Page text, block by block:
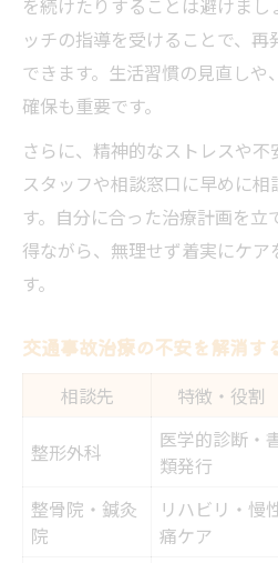
ッチの指導を受けることで、
できます。生活習慣の見直しや
確保も重要です。
さらに、精神的なストレスや
スタッフや相談窓口に早めに
す。自分に合った治療計画を立
得ながら、無理せず着実にケ
す。
交通事故治療の不安を解消す
相談先 特徴・役割
整形外科
医学的診断・
類発行
整骨院・鍼灸
院
リハビリ・慢
痛ケア